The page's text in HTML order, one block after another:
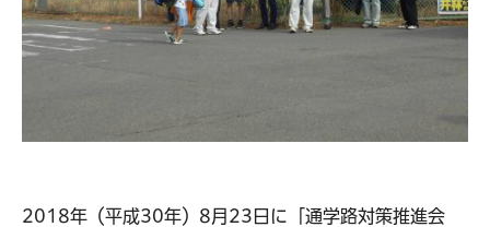
2018年（平成30年）8月23日に「通学路対策推進会